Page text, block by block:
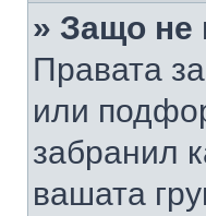
» Защо не
Правата
или
забранил
вашата